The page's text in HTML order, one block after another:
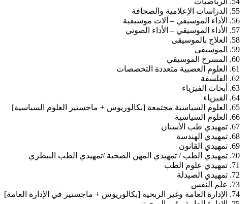
الدراسات الإعلامية والصحافة
الأداء الموسيقي – آلات موسيقية
الأداء الموسيقي – الأداء الصوتي
العلاج بالموسيقى
الموسيقى
المسرح الموسيقي
العلوم العصبية متعددة التخصصات
الفلسفة
أبحاث الفيزياء
الفيزياء
العلوم السياسية مجتمعة [بكالوريوس + ماجستير العلوم السياسية]
العلوم السياسية
تمهيدي طب الأسنان
تمهيدي الهندسة
تمهيدي القانون
تمهيدي الطب / تمهيدي المهن الصحية /تمهيدي الطب البيطري
تمهيدي علوم الطب
تمهيدي الصيدلة
علم النفس
الإدارة العامة وغير الربحية [بكالوريوس + ماجستير في الإدارة العامة]